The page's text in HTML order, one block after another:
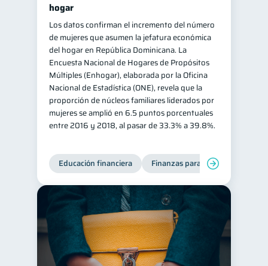
hogar
Los datos confirman el incremento del número
de mujeres que asumen la jefatura económica
del hogar en República Dominicana. La
Encuesta Nacional de Hogares de Propósitos
Múltiples (Enhogar), elaborada por la Oficina
Nacional de Estadística (ONE), revela que la
proporción de núcleos familiares liderados por
mujeres se amplió en 6.5 puntos porcentuales
entre 2016 y 2018, al pasar de 33.3% a 39.8%.
Educación financiera Finanzas para mujeres